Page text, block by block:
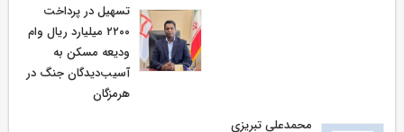
تسهیل در پرداخت
۲۲۰۰ میلیارد ریال وام
ودیعه مسکن به
آسیب‌دیدگان جنگ در
هرمزگان
محمدعلی تبریزی